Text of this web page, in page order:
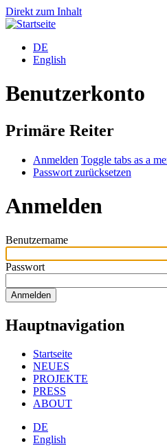
Direkt zum Inhalt
DE
English
Benutzerkonto
Primäre Reiter
Anmelden Toggle tabs as a
Passwort zurücksetzen
Anmelden
Benutzername
Passwort
Hauptnavigation
Startseite
NEUES
PROJEKTE
PRESS
ABOUT
DE
English